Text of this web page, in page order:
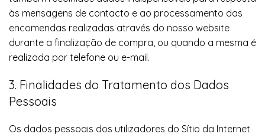
às mensagens de contacto e ao processamento das
encomendas realizadas através do nosso website
durante a finalização de compra, ou quando a mesma é
realizada por telefone ou e-mail.
3. Finalidades do Tratamento dos Dados
Pessoais
Os dados pessoais dos utilizadores do Sítio da Internet